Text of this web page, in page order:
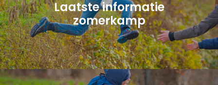
Laatste informatie
zomerkamp